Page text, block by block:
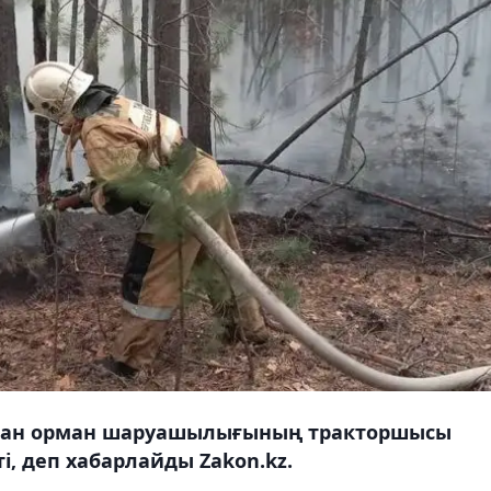
орман шаруашылығының тракторшысы
деп хабарлайды Zakon.kz.